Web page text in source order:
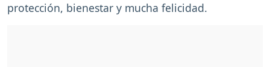
protección, bienestar y mucha felicidad.